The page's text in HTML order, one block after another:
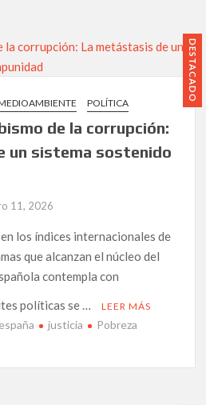
DESTACADO
POLÍTICA
de la corrupción:
un sistema sostenido
11, 2026
los índices internacionales de
que alcanzan el núcleo del
contempla con
políticas se …
LEER MÁS
españa justicia Pobreza